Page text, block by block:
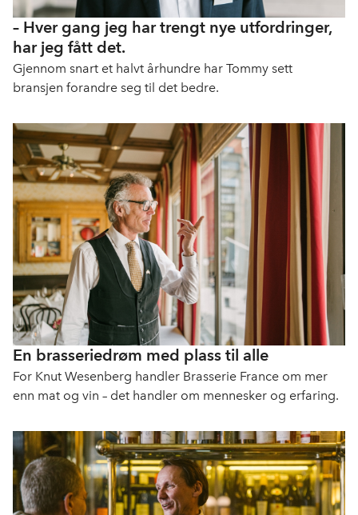
– Hver gang jeg har trengt nye utfordringer,
har jeg fått det.
Gjennom snart et halvt århundre har Tommy sett
bransjen forandre seg til det bedre.
En brasseriedrøm med plass til alle
For Knut Wesenberg handler Brasserie France om mer
enn mat og vin – det handler om mennesker og erfaring.